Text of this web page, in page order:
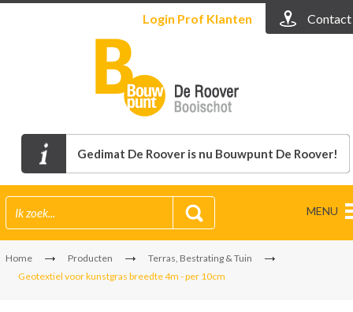
Login Prof Klanten Contact
Gedimat De Roover is nu Bouwpunt De Roover!
MENU
Home Producten
Terras, Bestrating & Tuin
Geotextiel voor kunstgras breedte 4m - per 10cm